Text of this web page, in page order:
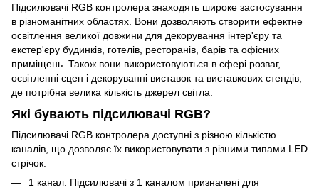
Підсилювачі RGB контролера знаходять широке застосування
в різноманітних областях. Вони дозволяють створити ефектне
освітлення великої довжини для декорування інтер'єру та
екстер'єру будинків, готелів, ресторанів, барів та офісних
приміщень. Також вони використовуються в сфері розваг,
освітленні сцен і декоруванні виставок та виставкових стендів,
де потрібна велика кількість джерел світла.
Які бувають підсилювачі RGB?
Підсилювачі RGB контролера доступні з різною кількістю
каналів, що дозволяє їх використовувати з різними типами LED
стрічок:
1 канал: Підсилювачі з 1 каналом призначені для